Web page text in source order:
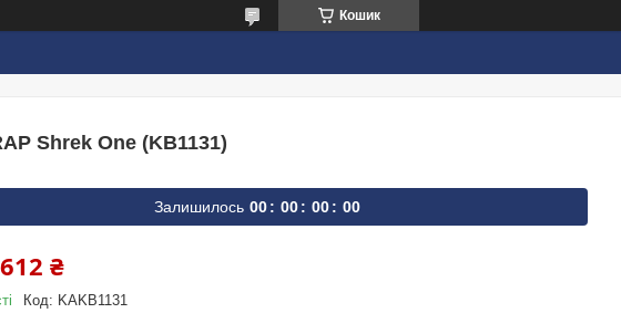
Кошик
Shrek One (KB1131)
Залишилось 00 00 00 00
612 ₴
Код: KAKB1131